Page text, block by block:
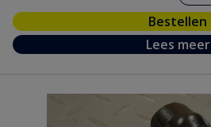
Bestellen
Lees meer